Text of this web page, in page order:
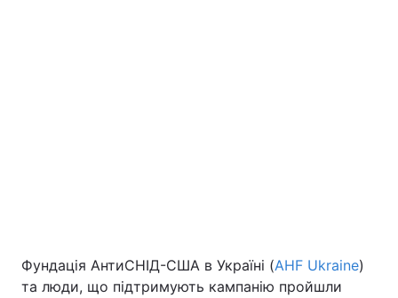
Спорт Наука
Фундація АнтиСНІД-США в Україні (AHF Ukraine)
та люди, що підтримують кампанію пройшли